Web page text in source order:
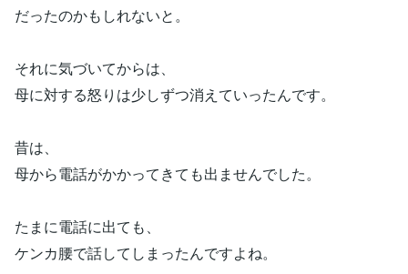
だったのかもしれないと。
それに気づいてからは、
母に対する怒りは少しずつ消えていったんです。
昔は、
母から電話がかかってきても出ませんでした。
たまに電話に出ても、
ケンカ腰で話してしまったんですよね。